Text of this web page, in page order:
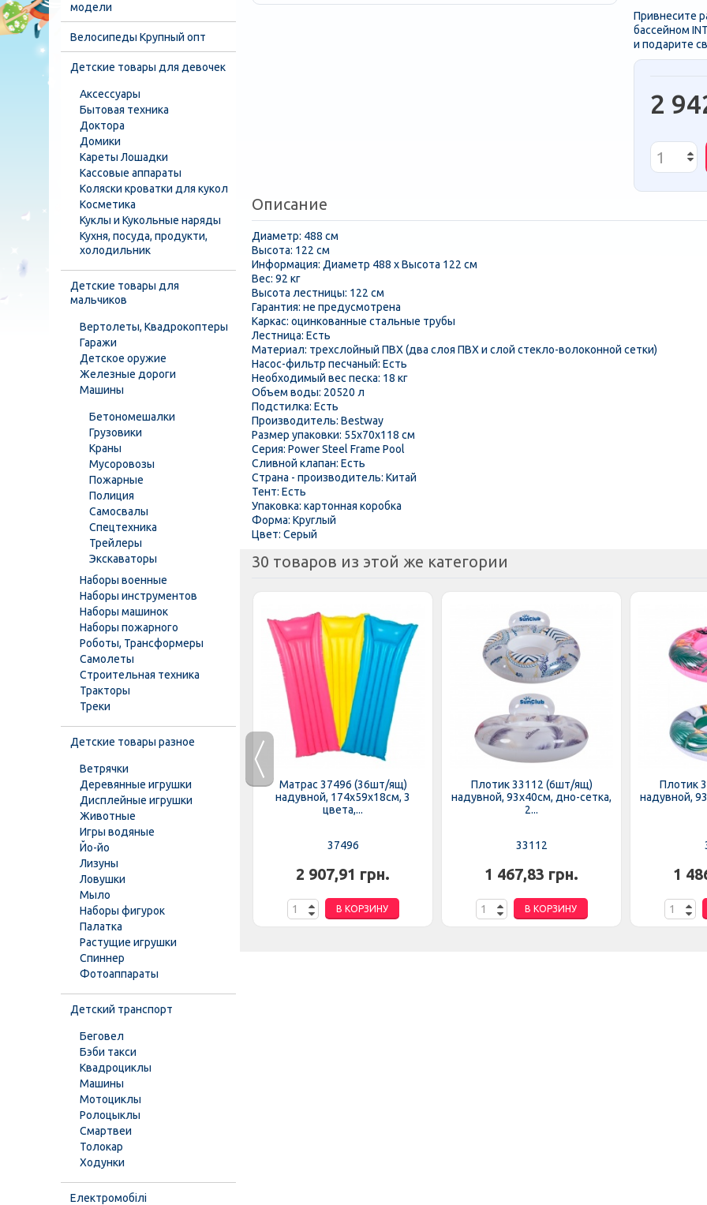
Привнесите
бассейном
и подарите
2
Описание
Диаметр: 488 см
Высота: 122 см
Информация: Диаметр 488 x Высота 122 см
Вес: 92 кг
Высота лестницы: 122 см
Гарантия: не предусмотрена
Каркас: оцинкованные стальные трубы
Лестница: Есть
Материал: трехслойный ПВХ (два слоя ПВХ и слой стекло-волоконной сетки)
Насос-фильтр песчаный: Есть
Необходимый вес песка: 18 кг
Объем воды: 20520 л
Подстилка: Есть
Производитель: Bestway
Размер упаковки: 55x70x118 см
Серия: Power Steel Frame Pool
Сливной клапан: Есть
Страна - производитель: Китай
Тент: Есть
Упаковка: картонная коробка
Форма: Круглый
Цвет: Серый
30 товаров из этой же категории
Круг 35106 (24шт/ящ) INTEX,
надувной, Бабочки, 90см, 9+
2 874,69 грн.
В КОРЗИНУ
Матрас 37496 (36шт/ящ)
надувной, 174х59х18см, 3
цвета,...
37496
2 907,91 грн.
В КОРЗИНУ
Плотик 33112 (6шт/ящ)
надувной, 93х40см, дно-сетка,
2...
33112
1 467,83 грн.
В КОРЗИНУ
Плотик
надувной,
1
модели
Велосипеды Крупный опт
Детские товары для девочек
Аксессуары
Бытовая техника
Доктора
Домики
Кареты Лошадки
Кассовые аппараты
Коляски кроватки для кукол
Косметика
Куклы и Кукольные наряды
Кухня, посуда, продукти,
холодильник
Детские товары для
мальчиков
Вертолеты, Квадрокоптеры
Гаражи
Детское оружие
Железные дороги
Машины
Бетономешалки
Грузовики
Краны
Мусоровозы
Пожарные
Полиция
Самосвалы
Спецтехника
Трейлеры
Экскаваторы
Наборы военные
Наборы инструментов
Наборы машинок
Наборы пожарного
Роботы, Трансформеры
Самолеты
Строительная техника
Тракторы
Треки
Детские товары разное
Ветрячки
Деревянные игрушки
Дисплейные игрушки
Животные
Игры водяные
Йо-йо
Лизуны
Ловушки
Мыло
Наборы фигурок
Палатка
Растущие игрушки
Спиннер
Фотоаппараты
Детский транспорт
Беговел
Бэби такси
Квадроциклы
Машины
Мотоциклы
Ролоцыклы
Смартвеи
Толокар
Ходунки
Електромобілі